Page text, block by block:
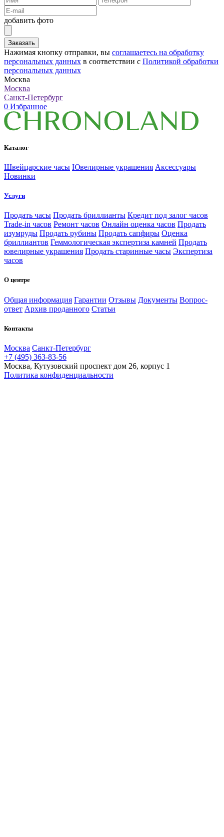
добавить фото
Заказать
Нажимая кнопку отправки, вы соглашаетесь на обработку
персональных данных в соответствии с Политикой обработки
персональных данных
Москва
Москва
Санкт-Петербург
0 Избранное
Каталог
Швейцарские часы Ювелирные украшения Аксессуары
Новинки
Услуги
Продать часы Продать бриллианты Кредит под залог часов
Trade-in часов Ремонт часов Онлайн оценка часов Продать
изумруды Продать рубины Продать сапфиры Оценка
бриллиантов Геммологическая экспертиза камней Продать
ювелирные украшения Продать старинные часы Экспертиза
часов
О центре
Общая информация Гарантии Отзывы Документы Вопрос-
ответ Архив проданного Статьи
Контакты
Москва Санкт-Петербург
+7 (495) 363-83-56
Москва, Кутузовский проспект дом 26, корпус 1
Политика конфиденциальности